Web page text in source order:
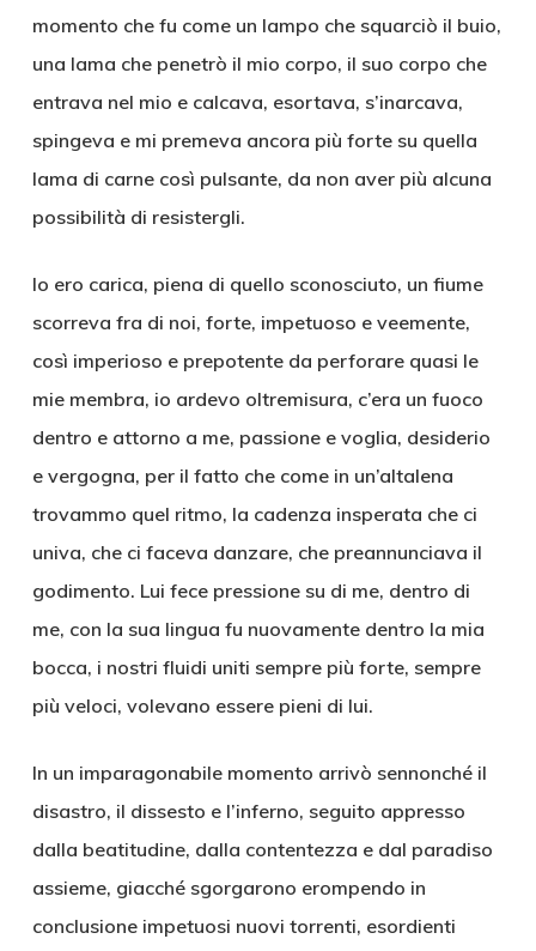
momento che fu come un lampo che squarciò il buio,
una lama che penetrò il mio corpo, il suo corpo che
entrava nel mio e calcava, esortava, s’inarcava,
spingeva e mi premeva ancora più forte su quella
lama di carne così pulsante, da non aver più alcuna
possibilità di resistergli.
Io ero carica, piena di quello sconosciuto, un fiume
scorreva fra di noi, forte, impetuoso e veemente,
così imperioso e prepotente da perforare quasi le
mie membra, io ardevo oltremisura, c’era un fuoco
dentro e attorno a me, passione e voglia, desiderio
e vergogna, per il fatto che come in un’altalena
trovammo quel ritmo, la cadenza insperata che ci
univa, che ci faceva danzare, che preannunciava il
godimento. Lui fece pressione su di me, dentro di
me, con la sua lingua fu nuovamente dentro la mia
bocca, i nostri fluidi uniti sempre più forte, sempre
più veloci, volevano essere pieni di lui.
In un imparagonabile momento arrivò sennonché il
disastro, il dissesto e l’inferno, seguito appresso
dalla beatitudine, dalla contentezza e dal paradiso
assieme, giacché sgorgarono erompendo in
conclusione impetuosi nuovi torrenti, esordienti